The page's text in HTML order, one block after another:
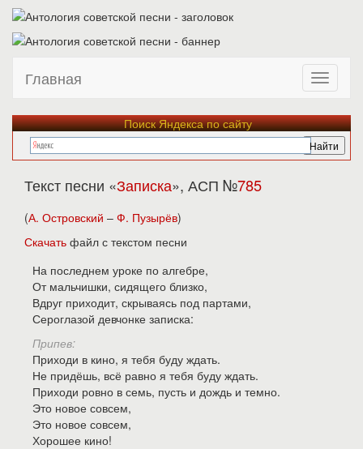
Главная
Поиск Яндекса по сайту
Текст песни «Записка», АСП №785
(А. Островский – Ф. Пузырёв)
Скачать файл с текстом песни
На последнем уроке по алгебре,
От мальчишки, сидящего близко,
Вдруг приходит, скрываясь под партами,
Сероглазой девчонке записка:
Припев:
Приходи в кино, я тебя буду ждать.
Не придёшь, всё равно я тебя буду ждать.
Приходи ровно в семь, пусть и дождь и темно.
Это новое совсем,
Это новое совсем,
Хорошее кино!